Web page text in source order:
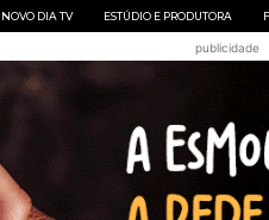
NOVO DIA TV ESTÚDIO E PRODUTORA
publicidade